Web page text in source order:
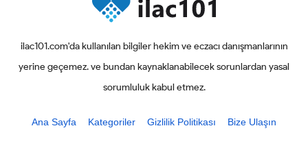
ilac101.com'da kullanılan bilgiler hekim ve eczacı danışmanlarının
yerine geçemez. ve bundan kaynaklanabilecek sorunlardan yasal
sorumluluk kabul etmez.
Ana Sayfa Kategoriler Gizlilik Politikası Bize Ulaşın